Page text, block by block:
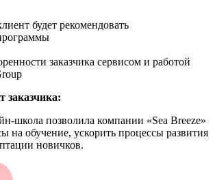
будет рекомендовать
заказчика сервисом и работой
заказчика:
школа позволила компании «Sea Breeze»
на обучение, ускорить процессы развития
новичков.